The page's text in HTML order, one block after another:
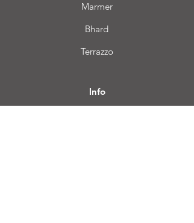
Marmer
Bhard
Terrazzo
Info